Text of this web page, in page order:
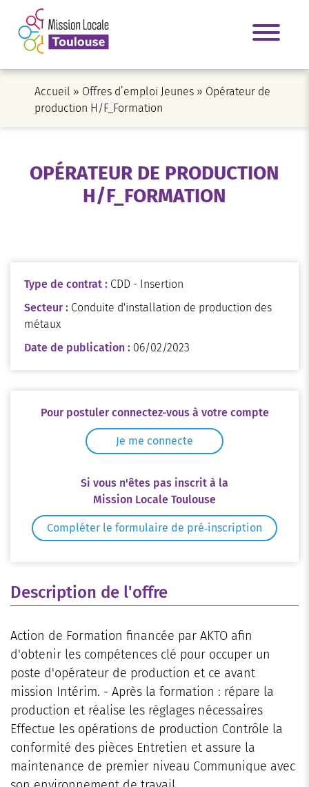
Accueil » Offres d’emploi Jeunes » Opérateur de
production H/F_Formation
OPÉRATEUR DE PRODUCTION
H/F_FORMATION
Description de l'offre
Action de Formation financée par AKTO afin
d'obtenir les compétences clé pour occuper un
poste d'opérateur de production et ce avant
mission Intérim. - Après la formation : répare la
production et réalise les réglages nécessaires
Effectue les opérations de production Contrôle la
conformité des pièces Entretien et assure la
maintenance de premier niveau Communique avec
Type de contrat : CDD - Insertion
Secteur : Conduite d'installation de production des
métaux
Date de publication : 06/02/2023
Pour postuler connectez-vous à votre compte
Je me connecte
Si vous n'êtes pas inscrit à la
Mission Locale Toulouse
Compléter le formulaire de pré‑inscription